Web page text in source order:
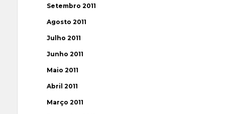
Setembro 2011
Agosto 2011
Julho 2011
Junho 2011
Maio 2011
Abril 2011
Março 2011